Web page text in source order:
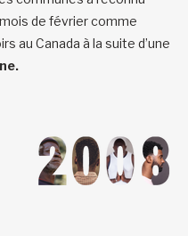
de février comme
au Canada à la suite d’une